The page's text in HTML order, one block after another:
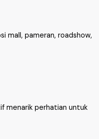
mall, pameran, roadshow,
menarik perhatian untuk